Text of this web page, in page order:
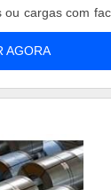
cargas com
- Carros leves; -
Vantagens Esse
e agilidade
AGORA